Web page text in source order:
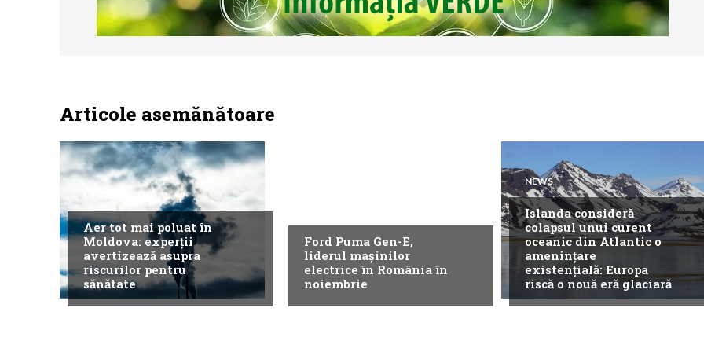
Articole asemănătoare
Aer tot mai poluat în
Moldova: experții
avertizează asupra
riscurilor pentru
sănătate
Ford Puma Gen-E,
liderul mașinilor
electrice în România în
noiembrie
NEWS
Islanda consideră
colapsul unui curent
oceanic din Atlantic o
amenințare
existențială: Europa
riscă o nouă eră glaciară